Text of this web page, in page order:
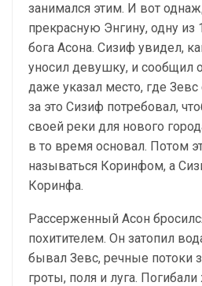
занимался этим. И вот
прекрасную Энгину, одну из
бога Асона. Сизиф увидел,
уносил девушку, и сообщил
даже указал место, где
за это Сизиф потребовал,
своей реки для нового
в то время основал. Потом
называться Коринфом, а
Коринфа.
Рассерженный Асон
похитителем. Он затопил
бывал Зевс, речные потоки
гроты, поля и луга.